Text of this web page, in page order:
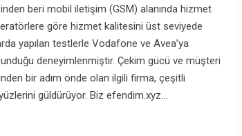
beri mobil iletişim (GSM) alanında hizmet
göre hizmet kalitesini üst seviyede
yapılan testlerle Vodafone ve Avea’ya
deneyimlenmiştir. Çekim gücü ve müşteri
bir adım önde olan ilgili firma, çeşitli
güldürüyor. Biz efendim.xyz…